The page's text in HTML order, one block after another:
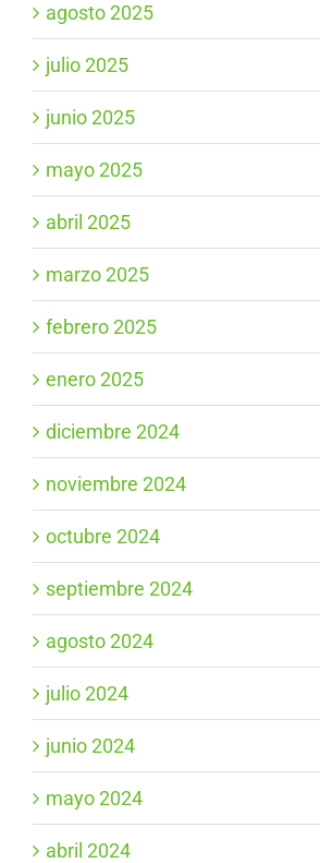
agosto 2025
julio 2025
junio 2025
mayo 2025
abril 2025
marzo 2025
febrero 2025
enero 2025
diciembre 2024
noviembre 2024
octubre 2024
septiembre 2024
agosto 2024
julio 2024
junio 2024
mayo 2024
abril 2024